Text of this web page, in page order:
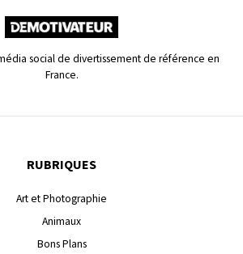
social de divertissement de référence en
France.
RUBRIQUES
Art et Photographie
Animaux
Bons Plans